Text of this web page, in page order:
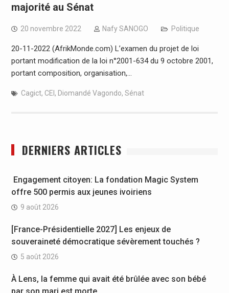
majorité au Sénat
20 novembre 2022 Nafy SANOGO Politique
20-11-2022 (AfrikMonde.com) L’examen du projet de loi
portant modification de la loi n°2001-634 du 9 octobre 2001,
portant composition, organisation,…
Cagict, CEI , Diomandé Vagondo, Sénat
DERNIERS ARTICLES
Engagement citoyen: La fondation Magic System
offre 500 permis aux jeunes ivoiriens
9 août 2026
[France-Présidentielle 2027] Les enjeux de
souveraineté démocratique sévèrement touchés ?
5 août 2026
À Lens, la femme qui avait été brûlée avec son bébé